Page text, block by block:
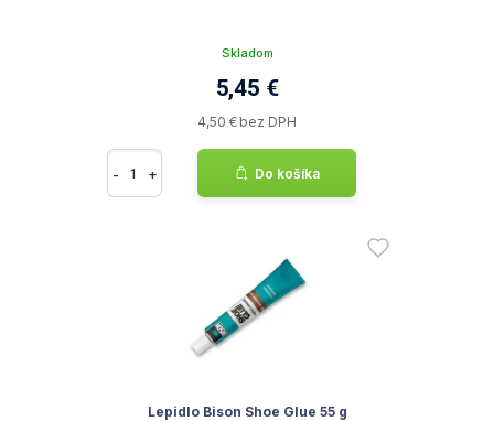
Skladom
5,45 €
4,50 € bez DPH
- + Do košíka
Lepidlo Bison Shoe Glue 55 g